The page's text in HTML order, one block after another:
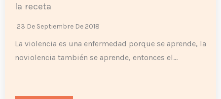
la receta
23 De Septiembre De 2018
La violencia es una enfermedad porque se aprende, la
noviolencia también se aprende, entonces el…